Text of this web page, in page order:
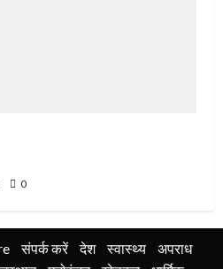
0
संपर्क करें देश स्वास्थ्य
अपराध